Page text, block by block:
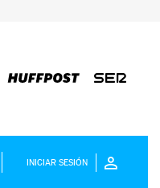
INICIAR SESIÓN